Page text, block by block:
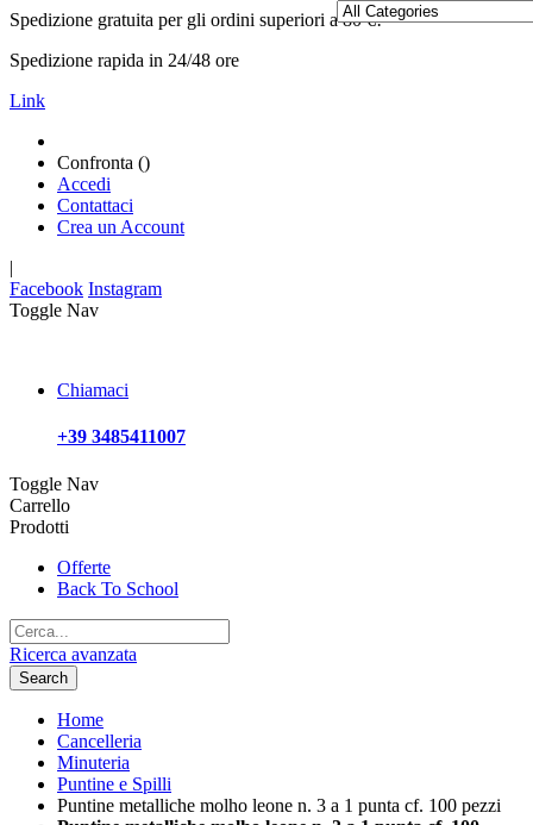
Spedizione gratuita per gli ordini superiori a 80 €!
Spedizione rapida in 24/48 ore
Link
Confronta ()
Accedi
Contattaci
Crea un Account
|
Facebook Instagram
Toggle Nav
Chiamaci
+39 3485411007
Toggle Nav
Carrello
Prodotti
Offerte
Back To School
Ricerca avanzata
Search
Home
Cancelleria
Minuteria
Puntine e Spilli
Puntine metalliche molho leone n. 3 a 1 punta cf. 100 pezzi